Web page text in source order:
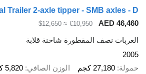
AED 46,460
€10,950
≈ $12,650
العربات نصف المقطورة شاحنة قلابة
2005
حمولة 27,180 كجم الوزن الصافي 5,820 كجم